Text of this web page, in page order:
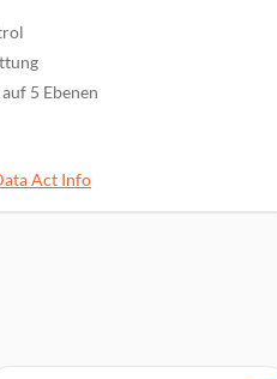
5 Ebenen
Ist-Temperaturanzeige, Soll-
Act Info